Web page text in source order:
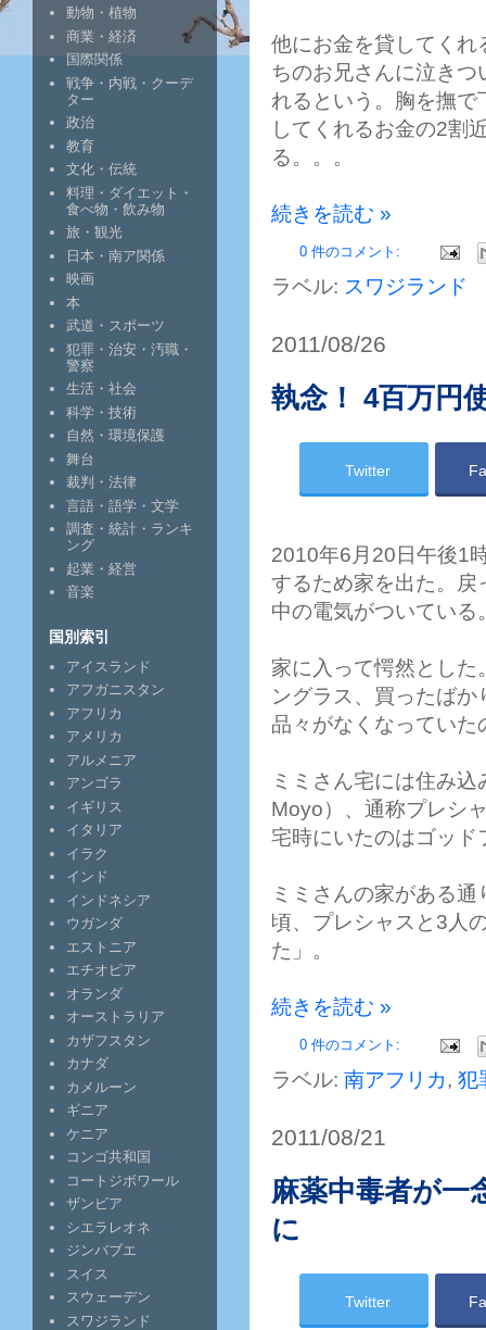
他にお金を貸してくれ
ちのお兄さんに泣き
れるという。胸を撫
してくれるお金の2割
る。。。
続きを読む »
0 件のコメント:
ラベル: スワジランド
2011/08/26
執念！ 4百万円
Twitter
2010年6月20日午後1
するため家を出た。
中の電気がついている
家に入って愕然とし
ングラス、買ったば
品々がなくなってい
ミミさん宅には住み
Moyo）、通称プレシ
宅時にいたのはゴッド
ミミさんの家がある
頃、プレシャスと3人
た」。
続きを読む »
0 件のコメント:
ラベル: 南アフリカ, 犯
2011/08/21
麻薬中毒者が一
に
Twitter
動物・植物
商業・経済
国際関係
戦争・内戦・クーデ
ター
政治
教育
文化・伝統
料理・ダイエット・
食べ物・飲み物
旅・観光
日本・南ア関係
映画
本
武道・スポーツ
犯罪・治安・汚職・
警察
生活・社会
科学・技術
自然・環境保護
舞台
裁判・法律
言語・語学・文学
調査・統計・ランキ
ング
起業・経営
音楽
国別索引
アイスランド
アフガニスタン
アフリカ
アメリカ
アルメニア
アンゴラ
イギリス
イタリア
イラク
インド
インドネシア
ウガンダ
エストニア
エチオピア
オランダ
オーストラリア
カザフスタン
カナダ
カメルーン
ギニア
ケニア
コンゴ共和国
コートジボワール
ザンビア
シエラレオネ
ジンバブエ
スイス
スウェーデン
スワジランド